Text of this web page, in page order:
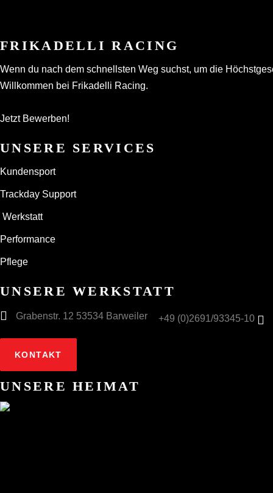
FRIKADELLI RACING
Wenn du nach dem schnellsten Weg suchst, um die
Willkommen bei Frikadelli Racing.
Jetzt Bewerben!
UNSERE SERVICES
Kundensport
Trackday Support
Werkstatt
Performance
Pflege
UNSERE WERKSTATT
Grabenstr. 12 53534 Barweiler +49 (0)2691/93345-10
KONTAKT
UNSERE HEIMAT